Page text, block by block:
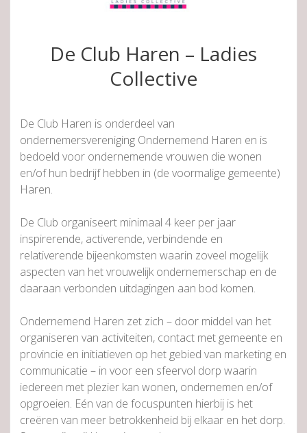
De Club Haren – Ladies
Collective
De Club Haren is onderdeel van
ondernemersvereniging Ondernemend Haren en is
bedoeld voor ondernemende vrouwen die wonen
en/of hun bedrijf hebben in (de voormalige gemeente)
Haren.
De Club organiseert minimaal 4 keer per jaar
inspirerende, activerende, verbindende en
relativerende bijeenkomsten waarin zoveel mogelijk
aspecten van het vrouwelijk ondernemerschap en de
daaraan verbonden uitdagingen aan bod komen.
Ondernemend Haren zet zich – door middel van het
organiseren van activiteiten, contact met gemeente en
provincie en initiatieven op het gebied van marketing en
communicatie – in voor een sfeervol dorp waarin
iedereen met plezier kan wonen, ondernemen en/of
opgroeien. Eén van de focuspunten hierbij is het
creëren van meer betrokkenheid bij elkaar en het dorp.